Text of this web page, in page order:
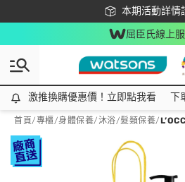
本期活動詳情
下載app最高回
屈臣氏線上
激推換購優惠價！立即點我看
激推換購優惠價！立即點我看 下
首頁/專櫃/身體保養/沐浴/髮類保養/